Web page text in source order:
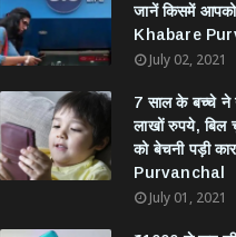
जानें किसमें आपको
Khabare
July 02, 2021
7 साल के बच्चे ने
लाखों रुपये, बिल
को बेचनी पड़ी
Purvanchal
July 01, 2021